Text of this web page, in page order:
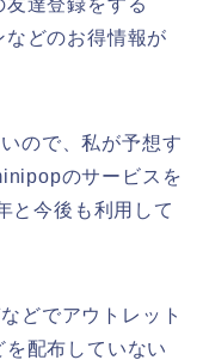
どのお得情報が
ので、私が予想す
のサービスを
と今後も利用して
どでアウトレット
配布していない